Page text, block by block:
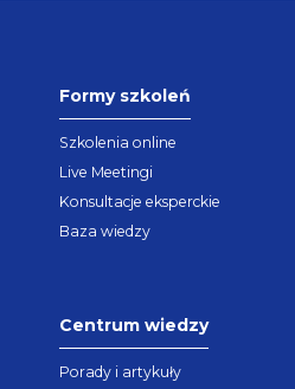
Formy szkoleń
Szkolenia online
Live Meetingi
Konsultacje eksperckie
Baza wiedzy
Centrum wiedzy
Porady i artykuły